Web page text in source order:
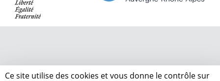
Ce site utilise des cookies et vous donne le contrôle sur